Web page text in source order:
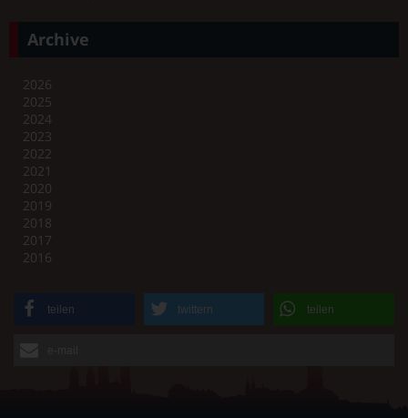
Archive
2026
2025
2024
2023
2022
2021
2020
2019
2018
2017
2016
teilen twittern teilen